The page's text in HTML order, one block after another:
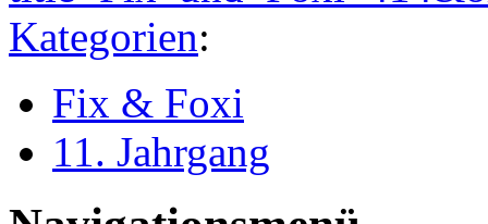
Kategorien:
Fix & Foxi
11. Jahrgang